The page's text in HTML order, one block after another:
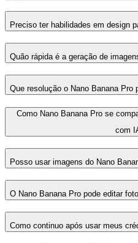
Preciso ter habilidades em design
Quão rápida é a geração de
Que resolução o Nano Banana Pro
Como Nano Banana Pro se
com
Posso usar imagens do Nano
O Nano Banana Pro pode editar
Como continuo após usar meus